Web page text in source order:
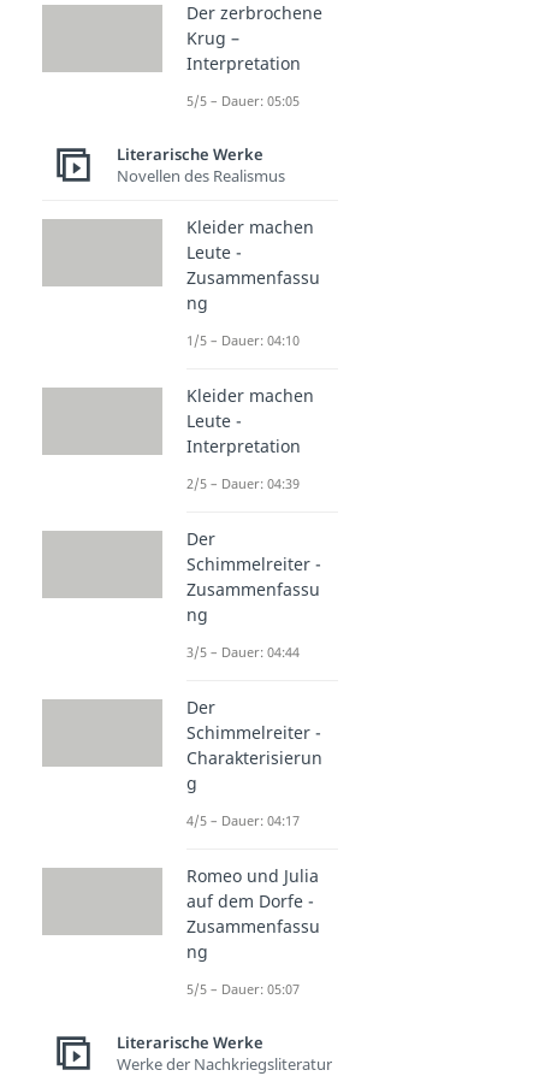
Der zerbrochene
Krug –
Interpretation
5/5 – Dauer: 05:05
Literarische Werke
Novellen des Realismus
Kleider machen
Leute -
Zusammenfassu
ng
1/5 – Dauer: 04:10
Kleider machen
Leute -
Interpretation
2/5 – Dauer: 04:39
Der
Schimmelreiter -
Zusammenfassu
ng
3/5 – Dauer: 04:44
Der
Schimmelreiter -
Charakterisierun
g
4/5 – Dauer: 04:17
Romeo und Julia
auf dem Dorfe -
Zusammenfassu
ng
5/5 – Dauer: 05:07
Literarische Werke
Werke der Nachkriegsliteratur